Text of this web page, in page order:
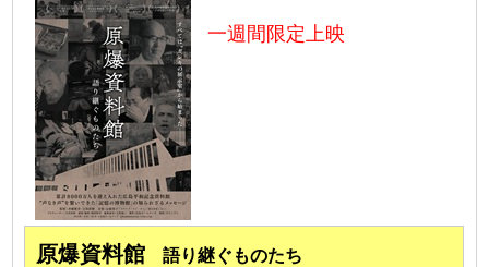
一週間限定上映
原爆資料館 語り継ぐものたち